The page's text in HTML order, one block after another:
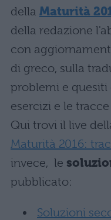
della Maturità
della redazione
con
di greco, sulla
problemi e
esercizi e le
Qui trovi il live
Maturità 2016:
invece, le
pubblicato:
Soluzioni